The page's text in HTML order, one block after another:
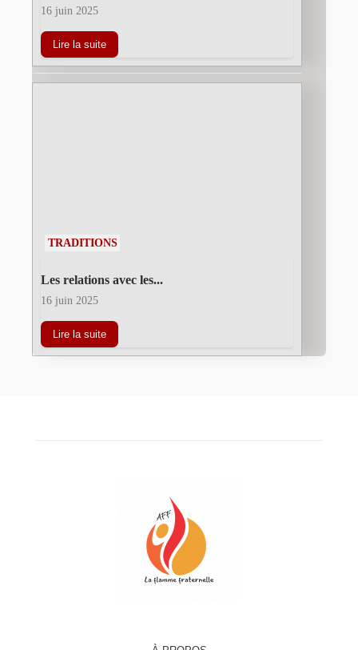
16 juin 2025
Lire la suite
TRADITIONS
Les relations avec les...
16 juin 2025
Lire la suite